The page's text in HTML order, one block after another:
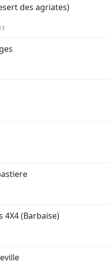
des agriates)
4X4 (Barbaise)